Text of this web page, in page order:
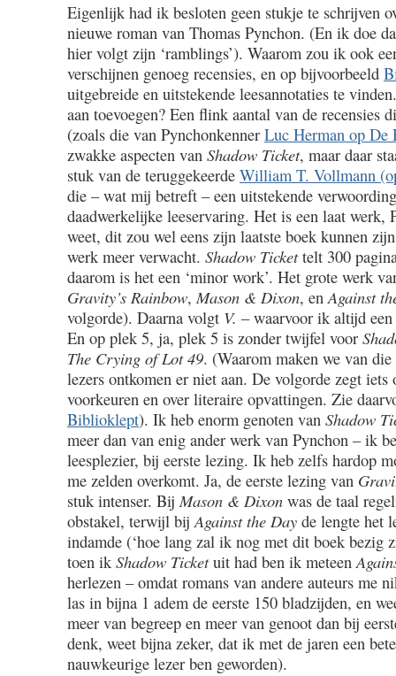
/
Eigenlijk had ik besloten geen stukje te schrijven
nieuwe roman van Thomas Pynchon. (En ik doe
hier volgt zijn ‘ramblings’). Waarom zou ik ook
verschijnen genoeg recensies, en op bijvoorbeeld
uitgebreide en uitstekende leesannotaties te
aan toevoegen? Een flink aantal van de recensies
(zoals die van Pynchonkenner Luc Herman op De
zwakke aspecten van Shadow Ticket, maar daar
stuk van de teruggekeerde William T. Vollmann
die – wat mij betreft – een uitstekende
daadwerkelijke leeservaring. Het is een laat werk,
weet, dit zou wel eens zijn laatste boek kunnen
werk meer verwacht. Shadow Tickettelt 300
daarom is het een ‘minor work’. Het grote werk
Gravity’s Rainbow, Mason & Dixon, enAgainst
volgorde). Daarna volgt V. – waarvoor ik altijd
En op plek 5, ja, plek 5 is zonder twijfel voor
The Crying of Lot 49. (Waarom maken we van
lezers ontkomen er niet aan. De volgorde zegt iets
voorkeuren en over literaire opvattingen. Zie
Biblioklept). Ik heb enorm genoten van Shadow
meer dan van enig ander werk van Pynchon – ik
leesplezier, bij eerste lezing. Ik heb zelfs hardop
me zelden overkomt. Ja, de eerste lezing van
stuk intenser. Bij Mason & Dixon was de taal
obstakel, terwijl bijAgainst the Day de lengte het
indamde (‘hoe lang zal ik nog met dit boek bezig
toen ik Shadow Ticketuit had ben ik meteen
herlezen – omdat romans van andere auteurs me
las in bijna 1 adem de eerste 150 bladzijden, en
meer van begreep en meer van genoot dan bij
denk, weet bijna zeker, dat ik met de jaren een
nauwkeurige lezer ben geworden).